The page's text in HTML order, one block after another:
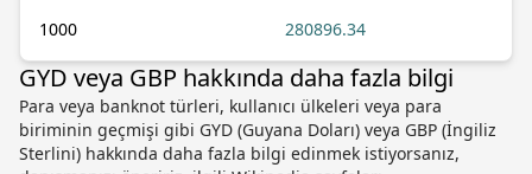
1000 280896.34
GYD veya GBP hakkında daha fazla bilgi
Para veya banknot türleri, kullanıcı ülkeleri veya para
biriminin geçmişi gibi GYD (Guyana Doları) veya GBP (İngiliz
Sterlini) hakkında daha fazla bilgi edinmek istiyorsanız,